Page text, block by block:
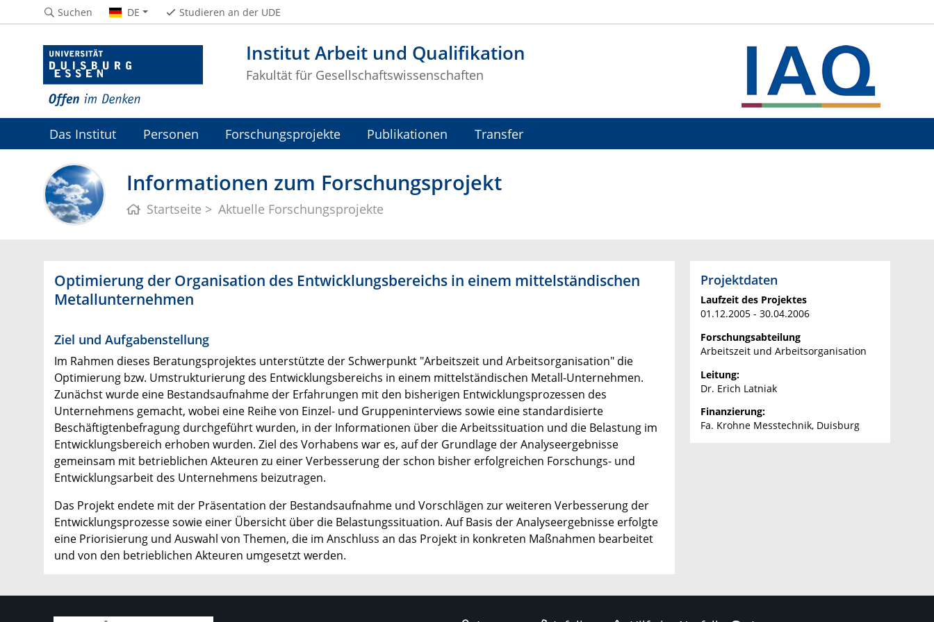
Institut Arbeit und Qualifikation
Fakultät für Gesellschaftswissenschaften
Suchen DE Studieren an der UDE
Das Institut Personen Forschungsprojekte Publikationen Transfer
Informationen zum Forschungsprojekt
Startseite Aktuelle Forschungsprojekte
Optimierung der Organisation des Entwicklungsbereichs in einem mittelständischen
Metallunternehmen
Ziel und Aufgabenstellung
Im Rahmen dieses Beratungsprojektes unterstützte der Schwerpunkt "Arbeitszeit und Arbeitsorganisation" die
Optimierung bzw. Umstrukturierung des Entwicklungsbereichs in einem mittelständischen Metall-Unternehmen.
Zunächst wurde eine Bestandsaufnahme der Erfahrungen mit den bisherigen Entwicklungsprozessen des
Unternehmens gemacht, wobei eine Reihe von Einzel- und Gruppeninterviews sowie eine standardisierte
Beschäftigtenbefragung durchgeführt wurden, in der Informationen über die Arbeitssituation und die Belastung im
Entwicklungsbereich erhoben wurden. Ziel des Vorhabens war es, auf der Grundlage der Analyseergebnisse
gemeinsam mit betrieblichen Akteuren zu einer Verbesserung der schon bisher erfolgreichen Forschungs- und
Entwicklungsarbeit des Unternehmens beizutragen.
Das Projekt endete mit der Präsentation der Bestandsaufnahme und Vorschlägen zur weiteren Verbesserung der
Entwicklungsprozesse sowie einer Übersicht über die Belastungssituation. Auf Basis der Analyseergebnisse erfolgte
eine Priorisierung und Auswahl von Themen, die im Anschluss an das Projekt in konkreten Maßnahmen bearbeitet
und von den betrieblichen Akteuren umgesetzt werden.
Projektdaten
Laufzeit des Projektes
01.12.2005 - 30.04.2006
Forschungsabteilung
Arbeitszeit und Arbeitsorganisation
Leitung:
Dr. Erich Latniak
Finanzierung:
Fa. Krohne Messtechnik, Duisburg